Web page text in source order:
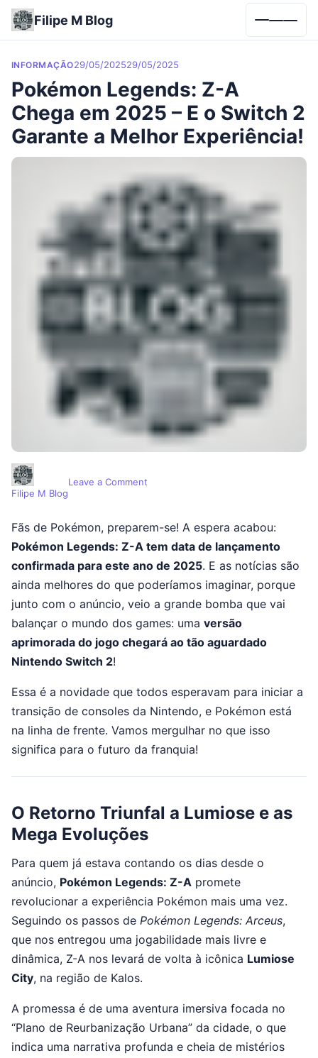
Filipe M Blog Menu
Categories
INFORMAÇÃOPosted on
29/05/202529/05/2025
Pokémon Legends: Z-A
Chega em 2025 – E o Switch 2
Garante a Melhor Experiência!
Filipe M Blog
Leave a Comment
Fãs de Pokémon, preparem-se! A espera acabou:
Pokémon Legends: Z-A tem data de lançamento
confirmada para este ano de 2025. E as notícias são
ainda melhores do que poderíamos imaginar, porque
junto com o anúncio, veio a grande bomba que vai
balançar o mundo dos games: uma versão
aprimorada do jogo chegará ao tão aguardado
Nintendo Switch 2!
Essa é a novidade que todos esperavam para iniciar a
transição de consoles da Nintendo, e Pokémon está
na linha de frente. Vamos mergulhar no que isso
significa para o futuro da franquia!
O Retorno Triunfal a Lumiose e as
Mega Evoluções
Para quem já estava contando os dias desde o
anúncio, Pokémon Legends: Z-A promete
revolucionar a experiência Pokémon mais uma vez.
Seguindo os passos de Pokémon Legends: Arceus,
que nos entregou uma jogabilidade mais livre e
dinâmica, Z-A nos levará de volta à icônica Lumiose
City, na região de Kalos.
A promessa é de uma aventura imersiva focada no
“Plano de Reurbanização Urbana” da cidade, o que
indica uma narrativa profunda e cheia de mistérios